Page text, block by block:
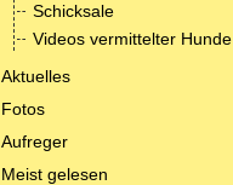
Schicksale
Videos vermittelter Hunde
Aktuelles
Fotos
Aufreger
Meist gelesen